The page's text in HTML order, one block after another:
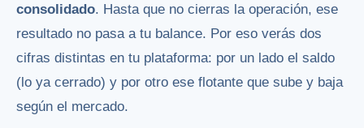
consolidado. Hasta que no cierras la operación, ese
resultado no pasa a tu balance. Por eso verás dos
cifras distintas en tu plataforma: por un lado el saldo
(lo ya cerrado) y por otro ese flotante que sube y baja
según el mercado.